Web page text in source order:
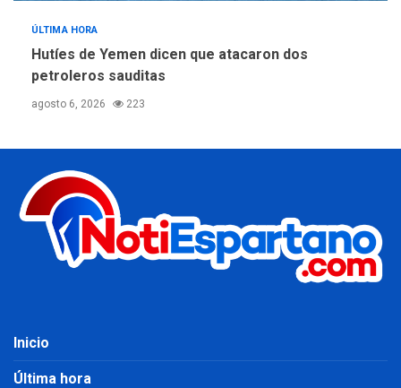
ÚLTIMA HORA
Hutíes de Yemen dicen que atacaron dos
petroleros sauditas
agosto 6, 2026 223
Inicio
Última hora